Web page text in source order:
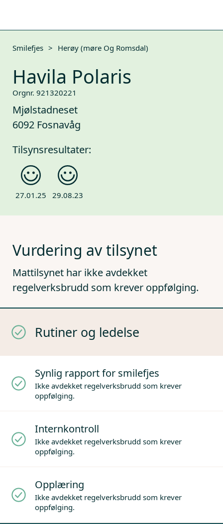
Smilefjes > Herøy (møre Og Romsdal)
Havila Polaris
Orgnr. 921320221
Mjølstadneset
6092 Fosnavåg
Tilsynsresultater:
27.01.25 29.08.23
Vurdering av tilsynet
Mattilsynet har ikke avdekket
regelverksbrudd som krever oppfølging.
Rutiner og ledelse
Synlig rapport for smilefjes
Ikke avdekket regelverksbrudd som krever
oppfølging.
Internkontroll
Ikke avdekket regelverksbrudd som krever
oppfølging.
Opplæring
Ikke avdekket regelverksbrudd som krever
oppfølging.